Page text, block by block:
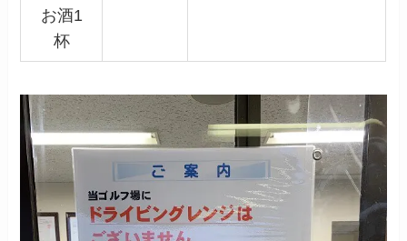
お酒1
杯